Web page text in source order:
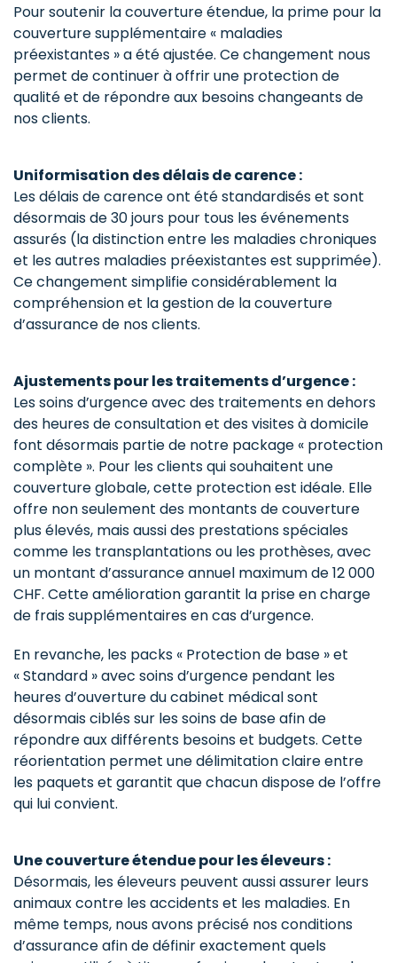
Pour soutenir la couverture étendue, la prime pour la
couverture supplémentaire « maladies
préexistantes » a été ajustée. Ce changement nous
permet de continuer à offrir une protection de
qualité et de répondre aux besoins changeants de
nos clients.
Uniformisation des délais de carence :
Les délais de carence ont été standardisés et sont
désormais de 30 jours pour tous les événements
assurés (la distinction entre les maladies chroniques
et les autres maladies préexistantes est supprimée).
Ce changement simplifie considérablement la
compréhension et la gestion de la couverture
d’assurance de nos clients.
Ajustements pour les traitements d’urgence :
Les soins d’urgence avec des traitements en dehors
des heures de consultation et des visites à domicile
font désormais partie de notre package « protection
complète ». Pour les clients qui souhaitent une
couverture globale, cette protection est idéale. Elle
offre non seulement des montants de couverture
plus élevés, mais aussi des prestations spéciales
comme les transplantations ou les prothèses, avec
un montant d’assurance annuel maximum de 12 000
CHF. Cette amélioration garantit la prise en charge
de frais supplémentaires en cas d’urgence.
En revanche, les packs « Protection de base » et
« Standard » avec soins d’urgence pendant les
heures d’ouverture du cabinet médical sont
désormais ciblés sur les soins de base afin de
répondre aux différents besoins et budgets. Cette
réorientation permet une délimitation claire entre
les paquets et garantit que chacun dispose de l’offre
qui lui convient.
Une couverture étendue pour les éleveurs :
Désormais, les éleveurs peuvent aussi assurer leurs
animaux contre les accidents et les maladies. En
même temps, nous avons précisé nos conditions
d’assurance afin de définir exactement quels